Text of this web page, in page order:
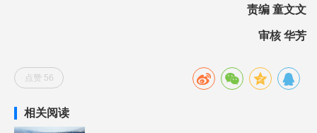
责编 童文文
审核 华芳
点赞 56
相关阅读